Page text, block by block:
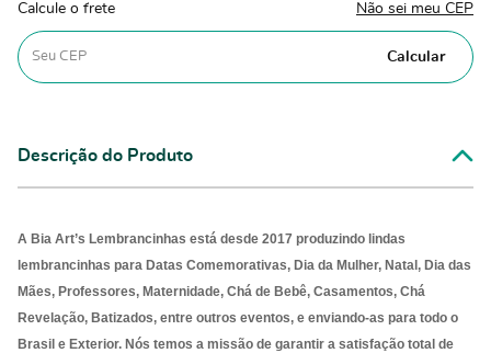
Calcule o frete Não sei meu CEP
Calcular
Descrição do Produto
A Bia Art’s Lembrancinhas está desde 2017 produzindo lindas
lembrancinhas para Datas Comemorativas, Dia da Mulher, Natal, Dia das
Mães, Professores, Maternidade, Chá de Bebê, Casamentos, Chá
Revelação, Batizados, entre outros eventos, e enviando-as para todo o
Brasil e Exterior. Nós temos a missão de garantir a satisfação total de